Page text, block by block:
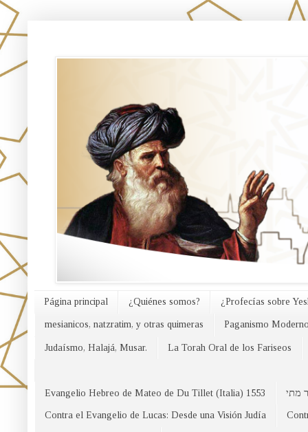
Página principal ¿Quiénes somos? ¿Profecías sobre
mesianicos, natzratim, y otras quimeras Paganismo
Judaísmo, Halajá, Musar. La Torah Oral de los Fariseos
Evangelio Hebreo de Mateo de Du Tillet (Italia) 1553
Contra el Evangelio de Lucas: Desde una Visión Judía